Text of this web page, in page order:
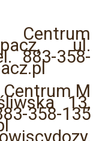
Centrum
ul.
883-358-
13,
135